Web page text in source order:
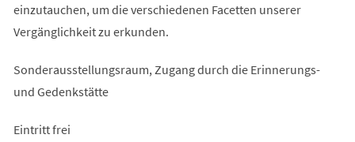
einzutauchen, um die verschiedenen Facetten unserer
Vergänglichkeit zu erkunden.
Sonderausstellungsraum, Zugang durch die Erinnerungs-
und Gedenkstätte
Eintritt frei